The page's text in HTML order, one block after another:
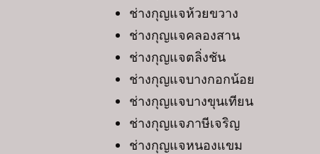
ช่างกุญแจห้วยขวาง
ช่างกุญแจคลองสาน
ช่างกุญแจตลิ่งชัน
ช่างกุญแจบางกอกน้อย
ช่างกุญแจบางขุนเทียน
ช่างกุญแจภาษีเจริญ
ช่างกุญแจหนองแขม